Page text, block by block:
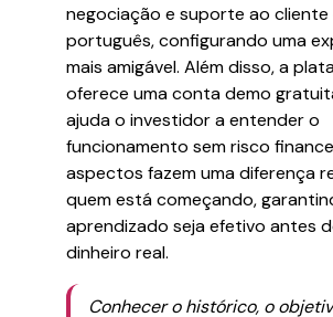
negociação e suporte ao cliente
português, configurando uma
mais amigável. Além disso, a
oferece uma conta demo
ajuda o investidor a entender o
funcionamento sem risco
aspectos fazem uma diferença
quem está começando,
aprendizado seja efetivo antes
dinheiro real.
Conhecer o histórico, o